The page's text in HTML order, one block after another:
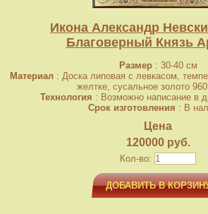
Икона Александр
Благоверный Князь
Размер: 30-40 см
Материал: Доска липовая с левкасом,
желтке, сусальное золото
Технология : Возможно написание в
Срок изготовления : В
Цена
120000 руб.
Кол-во:
ДОБАВИТЬ В